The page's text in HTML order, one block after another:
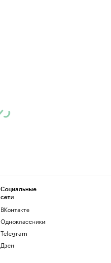
Социальные
сети
ВКонтакте
Одноклассники
Telegram
Дзен